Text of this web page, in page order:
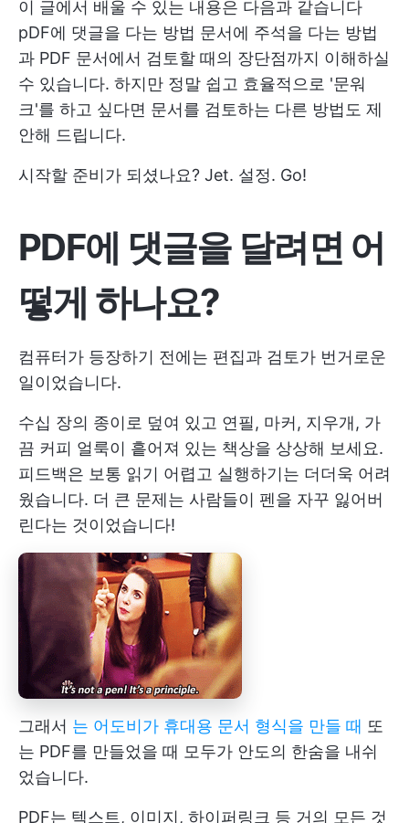
이 글에서 배울 수 있는 내용은 다음과 같습니다
pDF에 댓글을 다는 방법 문서에 주석을 다는 방법
과 PDF 문서에서 검토할 때의 장단점까지 이해하실
수 있습니다. 하지만 정말 쉽고 효율적으로 '문워
크'를 하고 싶다면 문서를 검토하는 다른 방법도 제
안해 드립니다.
시작할 준비가 되셨나요? Jet. 설정. Go!
PDF에 댓글을 달려면 어
떻게 하나요?
컴퓨터가 등장하기 전에는 편집과 검토가 번거로운
일이었습니다.
수십 장의 종이로 덮여 있고 연필, 마커, 지우개, 가
끔 커피 얼룩이 흩어져 있는 책상을 상상해 보세요.
피드백은 보통 읽기 어렵고 실행하기는 더더욱 어려
웠습니다. 더 큰 문제는 사람들이 펜을 자꾸 잃어버
린다는 것이었습니다!
그래서 는 어도비가 휴대용 문서 형식을 만들 때 또
는 PDF를 만들었을 때 모두가 안도의 한숨을 내쉬
었습니다.
PDF는 텍스트, 이미지, 하이퍼링크 등 거의 모든 것